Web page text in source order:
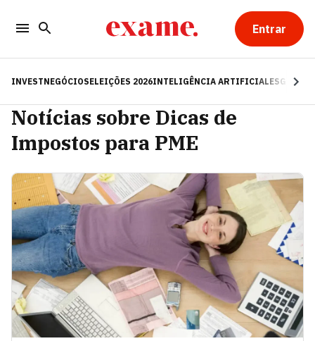
Entrar
INVESTNEGÓCIOSELEIÇÕES 2026INTELIGÊNCIA ARTIFICIALESG
Notícias sobre Dicas de
Impostos para PME